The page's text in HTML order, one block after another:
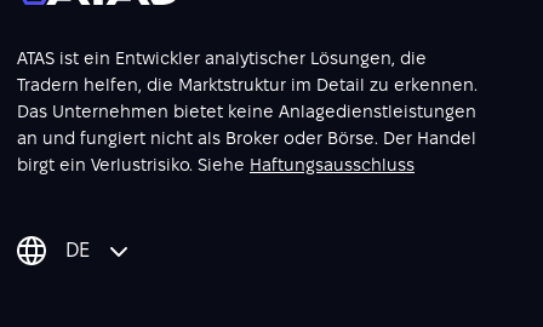
ATAS ist ein Entwickler analytischer Lösungen, die
Tradern helfen, die Marktstruktur im Detail zu erkennen.
Das Unternehmen bietet keine Anlagedienstleistungen
an und fungiert nicht als Broker oder Börse. Der Handel
birgt ein Verlustrisiko. Siehe Haftungsausschluss
DE